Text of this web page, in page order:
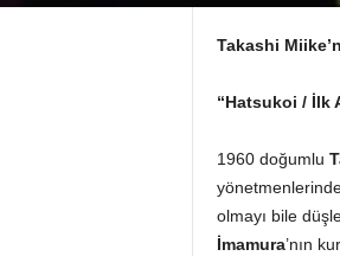
Takashi
“Hatsukoi / İlk
1960 doğumlu
olmayı bile
İmamura’nın